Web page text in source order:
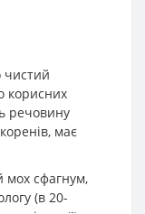
чистий
корисних
речовину
має
мох сфагнум,
(в 20-